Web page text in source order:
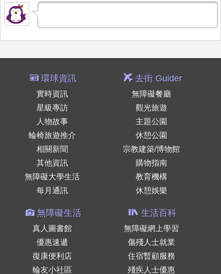
環球資訊
實時資訊
星級專訪
人物故事
輪椅旅遊推介
相關新聞
其他資訊
無障礙大學生活
每月通訊
去街 Guider
無障礙餐廳
觀光旅遊
主題公園
休憩公園
宗教建築/博物館
購物指南
教育機構
休憩娛樂
無障礙生活
真人圖書館
優惠速遞
復康便利店
輪友小社區
生活百科
無障礙網上學習
傷殘人士就業
住宿暫顧服務
殘疾人士優惠